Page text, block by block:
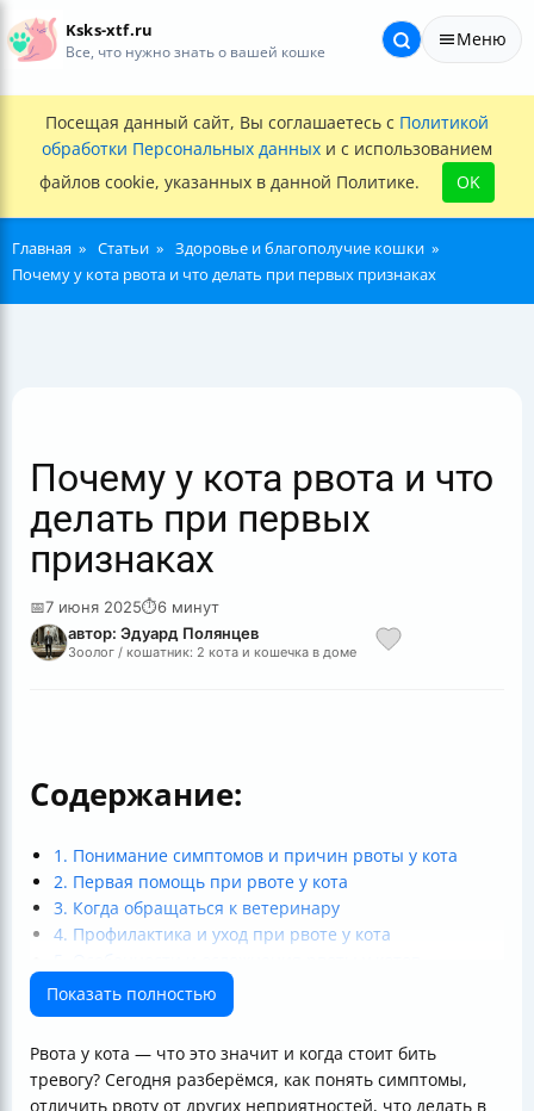
Ksks-xtf.ru
Все, что нужно знать о вашей кошке
Меню
Посещая данный сайт, Вы соглашаетесь с Политикой
обработки Персональных данных и с использованием
файлов cookie, указанных в данной Политике.
OK
Главная Статьи
Здоровье и благополучие кошки
Почему у кота рвота и что делать при первых признаках
Почему у кота рвота и что
делать при первых
признаках
📅7 июня 2025⏱6 минут
автор: Эдуард Полянцев
Зоолог / кошатник: 2 кота и кошечка в доме
Содержание:
1. Понимание симптомов и причин рвоты у кота
2. Первая помощь при рвоте у кота
3. Когда обращаться к ветеринару
4. Профилактика и уход при рвоте у кота
Итог: Что делать, если у кота рвота?
Показать полностью
Рвота у кота — что это значит и когда стоит бить
тревогу? Сегодня разберёмся, как понять симптомы,
отличить рвоту от других неприятностей, что делать в